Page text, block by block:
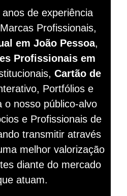
de experiência
Profissionais,
em João Pessoa,
Profissionais em
Cartão de
Portfólios e
o nosso público-alvo
e Profissionais de
transmitir através
melhor valorização
diante do mercado
atuam.